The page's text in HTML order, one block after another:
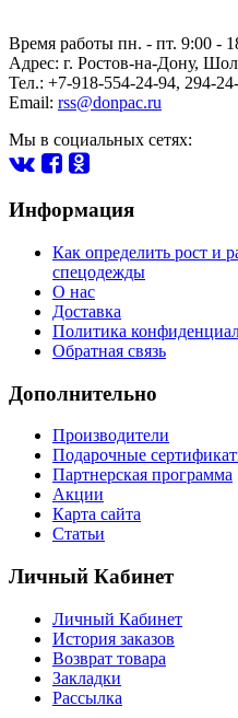
Время работы пн. - пт. 9:00 -
Адрес: г. Ростов-на-Дону,
Тел.: +7-918-554-24-94, 294-
Email: rss@donpac.ru
Мы в социальных сетях:
Информация
Как определить рост и
спецодежды
О нас
Доставка
Политика
Обратная связь
Дополнительно
Производители
Подарочные
Партнерская программа
Акции
Карта сайта
Статьи
Личный Кабинет
Личный Кабинет
История заказов
Возврат товара
Закладки
Рассылка